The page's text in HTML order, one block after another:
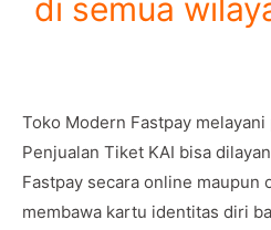
di semua
Toko Modern Fastpay
Penjualan Tiket KAI bisa
Fastpay secara online maupun
membawa kartu identitas diri